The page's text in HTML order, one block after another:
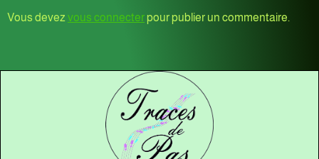
Vous devez vous connecterpour publier un commentaire.